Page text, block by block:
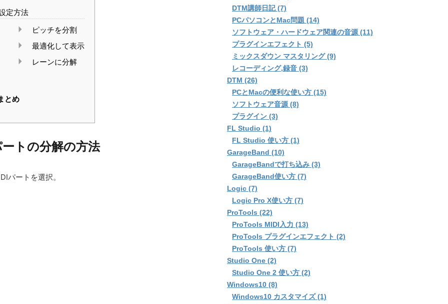
定方法
ピッチを分割
最適化して表示
レーンに分解
とめ
トの分解の方法
パートを選択。
DTM講師日記 (7)
PCパソコンとMac問題 (14)
ソフトウェア・ハードウェア関連の音源 (11)
プラグインエフェクト (5)
ミックスダウン マスタリング (9)
レコーディング,録音 (3)
DTM (26)
PCとMacの便利な使い方 (15)
ソフトウェア音源 (8)
プラグイン (3)
FL Studio (1)
FL Studio 使い方 (1)
GarageBand (10)
GarageBandで打ち込み (3)
GarageBand使い方 (7)
Logic (7)
Logic Pro X使い方 (7)
ProTools (22)
ProTools MIDI入力 (13)
ProTools プラグインエフェクト (2)
ProTools 使い方 (7)
Studio One (2)
Studio One 2 使い方 (2)
Windows10 (8)
Windows10 カスタマイズ (1)